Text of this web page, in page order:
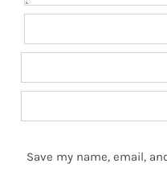
Save my name, email,